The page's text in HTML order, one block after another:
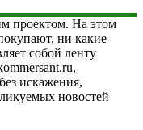
проектом. На этом
ни какие
собой ленту
искажения,
новостей